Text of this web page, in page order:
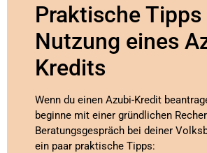
Praktische Tipps
Nutzung eines
Kredits
Wenn du einen Azubi-Kredit
beginne mit einer gründlichen
Beratungsgespräch bei deiner
ein paar praktische Tipps: